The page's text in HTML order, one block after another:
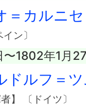
＝カルニセ
ン〕
1802年1月
ドルフ＝
】 〔ドイツ〕